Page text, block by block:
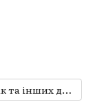
Машинки для стрижки овець, собак та інших домашніх тварин